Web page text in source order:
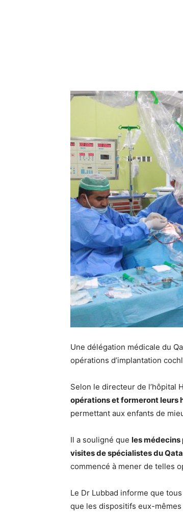
Une délégation médicale du
opérations d’implantation
Selon le directeur de l’hôpital
opérations et formeront leurs
permettant aux enfants de
Il a souligné que les médecins
visites de spécialistes du
commencé à mener de telles
Le Dr Lubbad informe que
que les dispositifs eux-